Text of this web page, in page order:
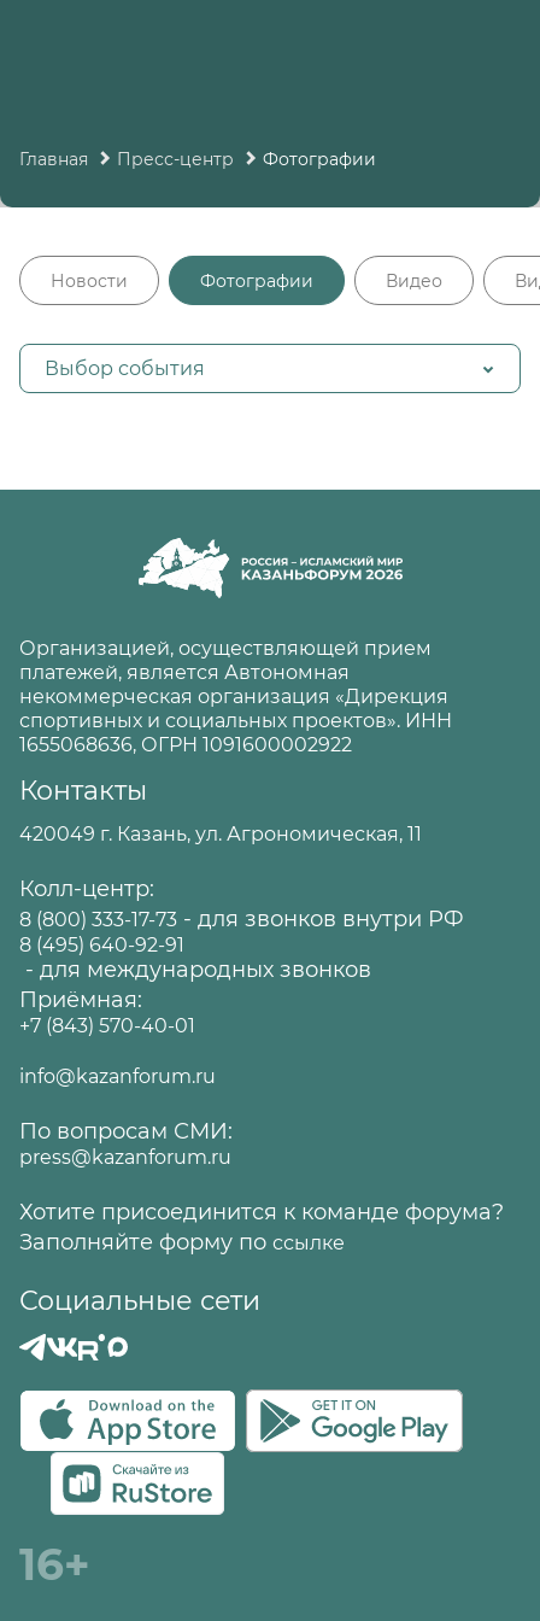
Главная Пресс-центр Фотографии
Новости Фотографии Видео
Выбор события
Организацией, осуществляющей прием
платежей, является Автономная
некоммерческая организация «Дирекция
спортивных и социальных проектов». ИНН
1655068636, ОГРН 1091600002922
Контакты
420049 г. Казань, ул. Агрономическая, 11
Колл-центр:
8 (800) 333-17-73 - для звонков внутри РФ
8 (495) 640-92-91
- для международных звонков
Приёмная:
+7 (843) 570-40-01
info@kazanforum.ru
По вопросам СМИ:
press@kazanforum.ru
Хотите присоединится к команде форума?
Заполняйте форму по ссылке
Социальные сети
16+